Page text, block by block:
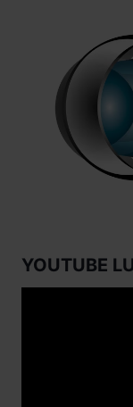
YOUTUBE